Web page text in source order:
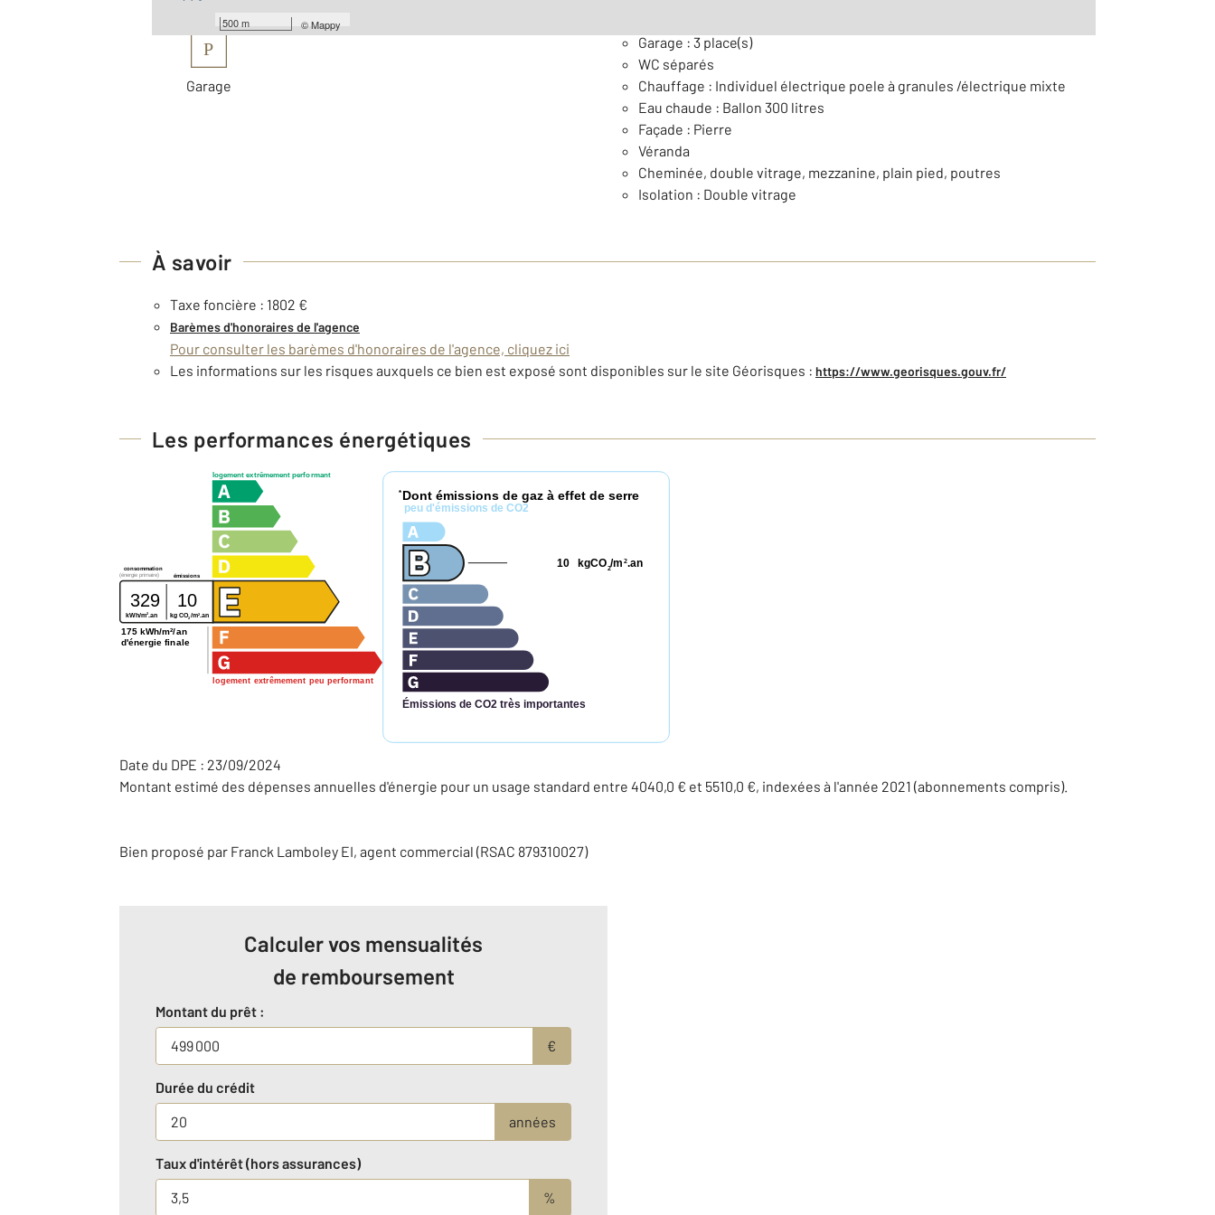
500 m ©Mappy
P
Garage
Garage : 3 place(s)
WC séparés
Chauffage : Individuel électrique poele à granules /électrique mixte
Eau chaude : Ballon 300 litres
Façade : Pierre
Véranda
Cheminée, double vitrage, mezzanine, plain pied, poutres
Isolation : Double vitrage
À savoir
Taxe foncière : 1802 €
Barèmes d'honoraires de l'agence
Pour consulter les barèmes d'honoraires de l'agence, cliquez ici
Les informations sur les risques auxquels ce bien est exposé sont disponibles sur le site Géorisques : https://www.georisques.gouv.fr/
Les performances énergétiques
logement extrêmement performant
logement extrêmement peu performant
consommation
émissions
(énergie primaire)
329 10
kWh/m2 .an kg CO2/m2 .an
175 kWh/m²/an
d'énergie finale
* Dont émissions de gaz à effet de serre
peu d'émissions de CO2
Émissions de CO2 très importantes
kgCO2/m 2.an
10
Date du DPE : 23/09/2024
Montant estimé des dépenses annuelles d'énergie pour un usage standard entre 4040,0 € et 5510,0 €, indexées à l'année 2021 (abonnements compris).
Bien proposé par Franck Lamboley EI, agent commercial (RSAC 879310027)
Calculer vos mensualités
de remboursement
Montant du prêt :
€
Durée du crédit
années
Taux d'intérêt (hors assurances)
%